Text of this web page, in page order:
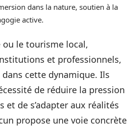
dans la nature, soutien à la
active.
le tourisme local,
et professionnels,
dans cette dynamique. Ils
de réduire la pression
et de s’adapter aux réalités
propose une voie concrète